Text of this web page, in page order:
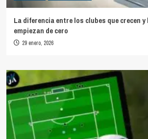
La diferencia entre los clubes que crecen
empiezan de cero
29 enero, 2026